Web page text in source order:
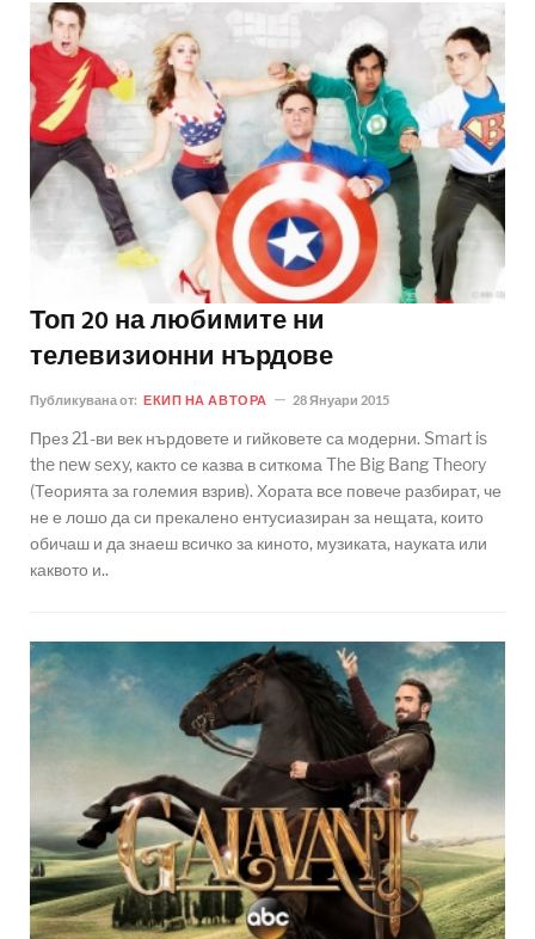
Топ 20 на любимите ни
телевизионни нърдове
Публикувана от: ЕКИП НА АВТОРА 28 Януари 2015
През 21-ви век нърдовете и гийковете са модерни. Smart is
the new sexy, както се казва в ситкома The Big Bang Theory
(Теорията за големия взрив). Хората все повече разбират, че
не е лошо да си прекалено ентусиазиран за нещата, които
обичаш и да знаеш всичко за киното, музиката, науката или
каквото и..